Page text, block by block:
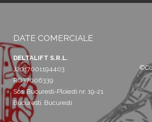
DATE COMERCIALE
DELTALIFT S.R.L.
J2017001194403
RO37006339
Sos. Bucuresti-Ploiesti nr. 19-21
Bucuresti, Bucuresti